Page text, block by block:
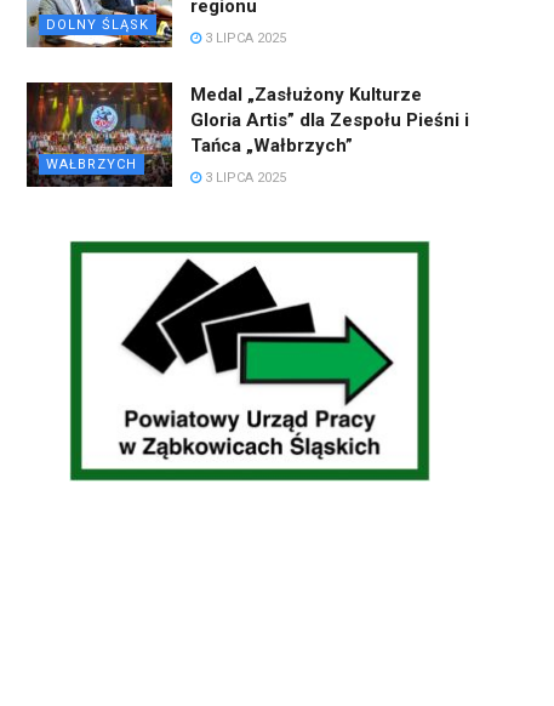
DOLNY ŚLĄSK
regionu
3 LIPCA 2025
WAŁBRZYCH
Medal „Zasłużony Kulturze
Gloria Artis” dla Zespołu Pieśni i
Tańca „Wałbrzych”
3 LIPCA 2025